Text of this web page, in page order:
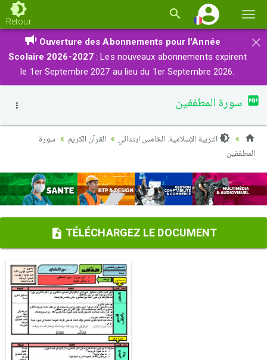
la
Retour
×
Ouverture des Abonnements pour l'Année
Scolaire 2026-2027 : Les nouveaux abonnements expirent
le 1er Septembre 2027 au lieu du 1er Septembre 2026.
سورة المطففين
التربية الإسلامية: الخامس ابتدائي القرآن الكريم
سورة
المطففين
TÉLÉCHARGEZ LE DOCUMENT